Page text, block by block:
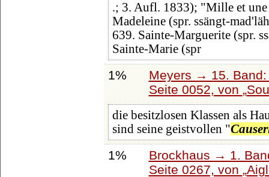
.; 3. Aufl. 1833); "Mille et
Madeleine (spr. ssängt-
639. Sainte-Marguerite (spr.
Sainte-Marie (spr
1%
Meyers → 15.
Seite 0052, von
die besitzlosen Klassen als
sind seine geistvollen "
1%
Brockhaus → 1.
Seite 0267, von